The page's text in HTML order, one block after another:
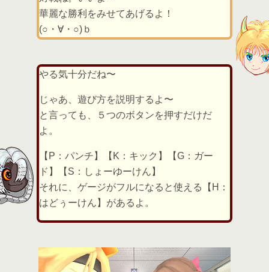
華麗な勝利をみせてあげるよ！
(○・∀・○)ｂ
やる気十分だね〜
じゃあ、遊び方を説明するよ〜
と言っても、５つのボタンを押すだけだ
よ。
【P：パンチ】【K：キック】【G：ガー
ド】【S：しょーゆーけん】
それに、ゲージがフルになると使える【H：
はどぅーけん】があるよ。